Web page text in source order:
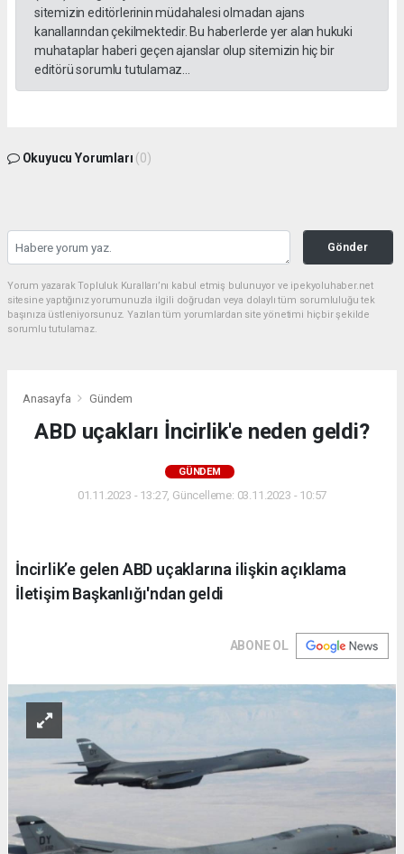
sitemizin editörlerinin müdahalesi olmadan ajans
kanallarından çekilmektedir. Bu haberlerde yer alan hukuki
muhataplar haberi geçen ajanslar olup sitemizin hiç bir
editörü sorumlu tutulamaz...
Okuyucu Yorumları (0)
Gönder
Yorum yazarak Topluluk Kuralları’nı kabul etmiş bulunuyor ve ipekyoluhaber.net
sitesine yaptığınız yorumunuzla ilgili doğrudan veya dolaylı tüm sorumluluğu tek
başınıza üstleniyorsunuz. Yazılan tüm yorumlardan site yönetimi hiçbir şekilde
sorumlu tutulamaz.
Anasayfa Gündem
ABD uçakları İncirlik'e neden geldi?
GÜNDEM
01.11.2023 - 13:27, Güncelleme: 03.11.2023 - 10:57
İncirlik’e gelen ABD uçaklarına ilişkin açıklama
İletişim Başkanlığı'ndan geldi
ABONE OL